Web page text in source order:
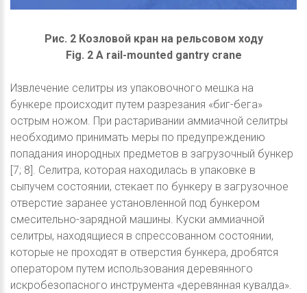
Рис. 2 Козловой кран на рельсовом ходу
Fig. 2 A rail-mounted gantry crane
Извлечение селитры из упаковочного мешка на
бункере происходит путем разрезания «биг-бега»
острым ножом. При растаривании аммиачной селитры
необходимо принимать меры по предупреждению
попадания инородных предметов в загрузочный бункер
[7; 8]. Селитра, которая находилась в упаковке в
сыпучем состоянии, стекает по бункеру в загрузочное
отверстие заранее установленной под бункером
смесительно-зарядной машины. Куски аммиачной
селитры, находящиеся в спрессованном состоянии,
которые не проходят в отверстия бункера, дробятся
оператором путем использования деревянного
искробезопасного инструмента «деревянная кувалда».